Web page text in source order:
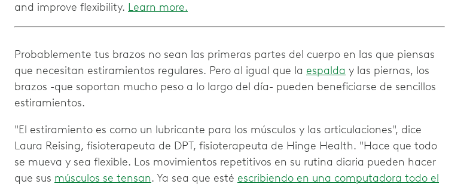
and improve flexibility. Learn more.
Probablemente tus brazos no sean las primeras partes del cuerpo en las que piensas
que necesitan estiramientos regulares. Pero al igual que la espalda y las piernas, los
brazos -que soportan mucho peso a lo largo del día- pueden beneficiarse de sencillos
estiramientos.
"El estiramiento es como un lubricante para los músculos y las articulaciones", dice
Laura Reising, fisioterapeuta de DPT, fisioterapeuta de Hinge Health. "Hace que todo
se mueva y sea flexible. Los movimientos repetitivos en su rutina diaria pueden hacer
que sus músculos se tensan. Ya sea que esté escribiendo en una computadora todo el